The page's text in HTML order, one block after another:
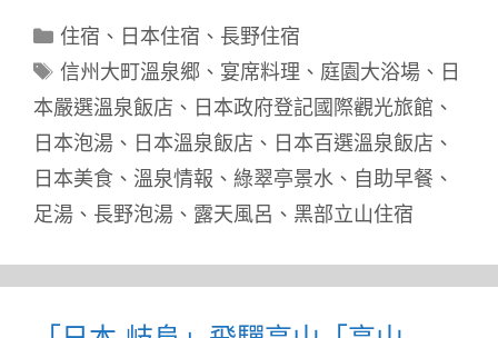
分
類
住宿 、 日本住宿 、 長野住宿
標
籤
信州大町溫泉郷、 宴席料理 、 庭園大浴場、 日
本嚴選溫泉飯店 、 日本政府登記國際觀光旅館 、
日本泡湯 、 日本溫泉飯店 、 日本百選溫泉飯店 、
日本美食 、 溫泉情報 、 綠翠亭景水 、 自助早餐 、
足湯 、 長野泡湯 、 露天風呂 、 黑部立山住宿